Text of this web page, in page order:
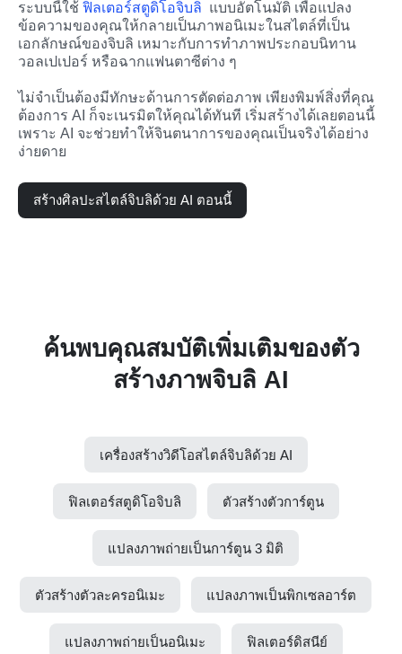
ระบบนี้ใช้ ฟิลเตอร์สตูดิโอจิบลิ
  แบบอัตโนมัติ เพื่อแปลง
ข้อความของคุณให้กลายเป็นภาพอนิเมะในสไตล์ที่เป็น
เอกลักษณ์ของจิบลิ เหมาะกับการทำภาพประกอบนิทาน
วอลเปเปอร์ หรือฉากแฟนตาซีต่าง ๆ
ไม่จำเป็นต้องมีทักษะด้านการตัดต่อภาพ เพียงพิมพ์สิ่งที่คุณ
ต้องการ AI ก็จะเนรมิตให้คุณได้ทันที เริ่มสร้างได้เลยตอนนี้
เพราะ AI จะช่วยทำให้จินตนาการของคุณเป็นจริงได้อย่าง
ง่ายดาย
สร้างศิลปะสไตล์จิบลิด้วย AI ตอนนี้
ค้นพบคุณสมบัติเพิ่มเติมของตัว
สร้างภาพจิบลิ AI
เครื่องสร้างวิดีโอสไตล์จิบลิด้วย AI
ฟิลเตอร์สตูดิโอจิบลิ ตัวสร้างตัวการ์ตูน
แปลงภาพถ่ายเป็นการ์ตูน 3 มิติ
ตัวสร้างตัวละครอนิเมะ แปลงภาพเป็นพิกเซลอาร์ต
แปลงภาพถ่ายเป็นอนิเมะ ฟิลเตอร์ดิสนีย์